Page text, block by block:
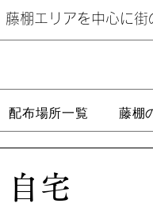
棚エリアを中心に街
配布場所一覧 藤棚
宅